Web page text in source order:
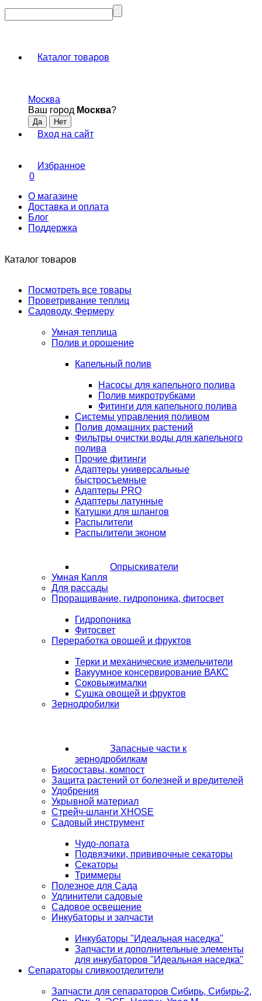
Каталог товаров
Москва
Ваш город Москва?
Вход на сайт
Избранное
0
О магазине
Доставка и оплата
Блог
Поддержка
Каталог товаров
Посмотреть все товары
Проветривание теплиц
Садоводу, Фермеру
Умная теплица
Полив и орошение
Капельный полив
Насосы для капельного полива
Полив микротрубками
Фитинги для капельного полива
Системы управления поливом
Полив домашних растений
Фильтры очистки воды для капельного
полива
Прочие фитинги
Адаптеры универсальные
быстросъемные
Адаптеры PRO
Адаптеры латунные
Катушки для шлангов
Распылители
Распылители эконом
Опрыскиватели
Умная Капля
Для рассады
Проращивание, гидропоника, фитосвет
Гидропоника
Фитосвет
Переработка овощей и фруктов
Терки и механические измельчители
Вакуумное консервирование ВАКС
Соковыжималки
Сушка овощей и фруктов
Зернодробилки
Запасные части к
зернодробилкам
Биосоставы, компост
Защита растений от болезней и вредителей
Удобрения
Укрывной материал
Стрейч-шланги XHOSE
Садовый инструмент
Чудо-лопата
Подвязчики, прививочные секаторы
Секаторы
Триммеры
Полезное для Сада
Удлинители садовые
Садовое освещение
Инкубаторы и запчасти
Инкубаторы "Идеальная наседка"
Запчасти и дополнительные элементы
для инкубаторов "Идеальная наседка"
Сепараторы сливкоотделители
Запчасти для сепараторов Сибирь, Сибирь-2,